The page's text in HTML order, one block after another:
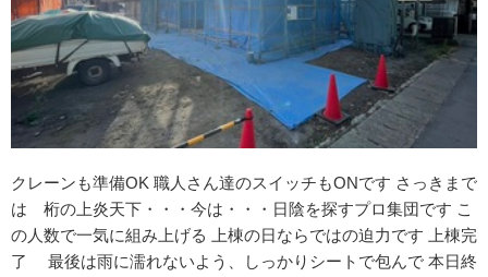
クレーンも準備OK 職人さん達のスイッチもONです さっきまで
は 桁の上炎天下・・・今は・・・日陰を探すプロ集団です こ
の人数で一気に組み上げる 上棟の日ならではの迫力です 上棟完
了 最後は雨に濡れないよう、しっかりシートで包んで 本日終